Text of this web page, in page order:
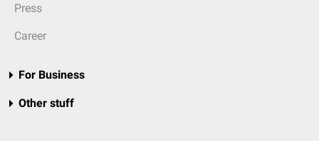
Press
Career
For Business
Other stuff